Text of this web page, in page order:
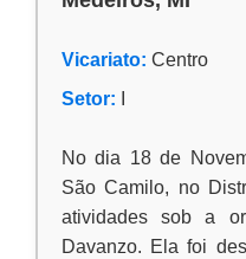
Vicariato: Centro
Setor:
No dia 18 de
São Camilo, no
atividades sob a
Davanzo. Ela foi